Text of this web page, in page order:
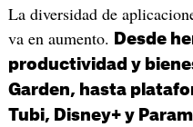
La diversidad de
va en aumento.
Desde
productividad y
Garden, hasta
Tubi, Disney+ y